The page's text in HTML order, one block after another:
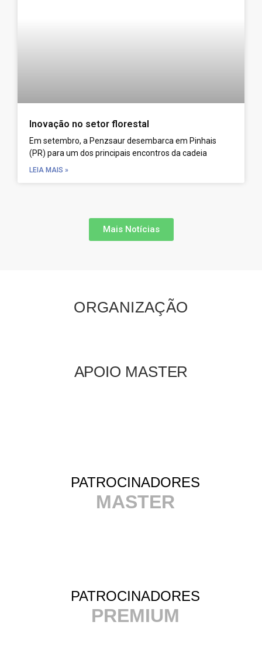
Inovação no setor florestal
Em setembro, a Penzsaur desembarca em Pinhais
(PR) para um dos principais encontros da cadeia
LEIA MAIS »
Mais Notícias
ORGANIZAÇÃO
APOIO MASTER
PATROCINADORES
MASTER
PATROCINADORES
PREMIUM